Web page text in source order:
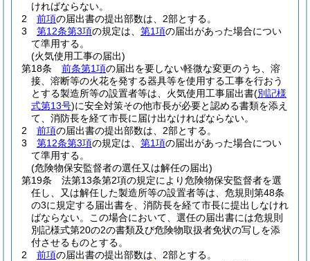
ければならない。
2
前項の届出書の提出部数は、2部とする。
3
第12条第3項の規定は、 第1項の届出があった場合につい
て準用する。
(火気使用工事の届出)
第18条
前条第1項の届出を要しない軽微な変更のうち、溶
接、溶断等の火花を発する器具等を使用する工事を行おう
とする製造所等の設置者等は、火気使用工事届出書(別記様
式第13号)に安全対策その他市長が必要と認める書類を添え
て、消防長を経て市長に届け出なければならない。
2
前項の届出書の提出部数は、2部とする。
3
第12条第3項の規定は、 第1項の届出があった場合につい
て準用する。
(危険物保安監督者の選任又は解任の届出)
第19条
法第13条第2項の規定により危険物保安監督者を選
任し、又は解任した製造所等の設置者等は、危規則第48条
の3に規定する届出書を、消防長を経て市長に提出しなけれ
ばならない。
この場合において、選任の届出書には危規則
別記様式第20の2の書類及び危険物取扱者免状の写しを添
付させるものとする。
2
前項の届出書の提出部数は、2部とする。